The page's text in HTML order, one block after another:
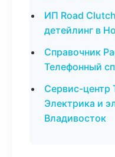
ИП Road
детейлинг в
Справочник
Телефонный
Сервис-центр
Электрика и
Владивосток